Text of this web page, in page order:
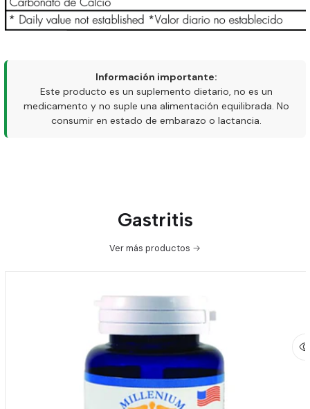
Información importante:
Este producto es un suplemento dietario, no es un
medicamento y no suple una alimentación equilibrada. No
consumir en estado de embarazo o lactancia.
Gastritis
Ver más productos